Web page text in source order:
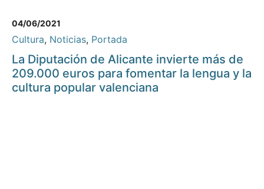
04/06/2021
Cultura, Noticias, Portada
La Diputación de Alicante invierte más de
209.000 euros para fomentar la lengua y la
cultura popular valenciana